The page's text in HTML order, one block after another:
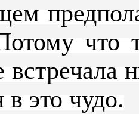
что
в это чудо.